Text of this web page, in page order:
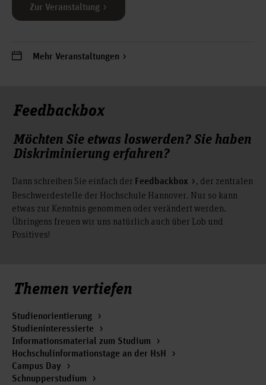
Zur Veranstaltung
Mehr Veranstaltungen
Feedbackbox
Möchten Sie etwas loswerden? Sie haben
Diskriminierung erfahren?
Dann schreiben Sie einfach der Feedbackbox
, der zentralen
Beschwerdestelle der Hochschule Hannover. Nur so kann
etwas zur Kenntnis genommen oder verändert werden.
Übringens freuen wir uns natürlich auch über Lob und
Positives!
Themen vertiefen
Studienorientierung
Studieninteressierte
Informationsmaterial zum Studium
Hochschulinformationstage an der HsH
Campus Day
Schnupperstudium